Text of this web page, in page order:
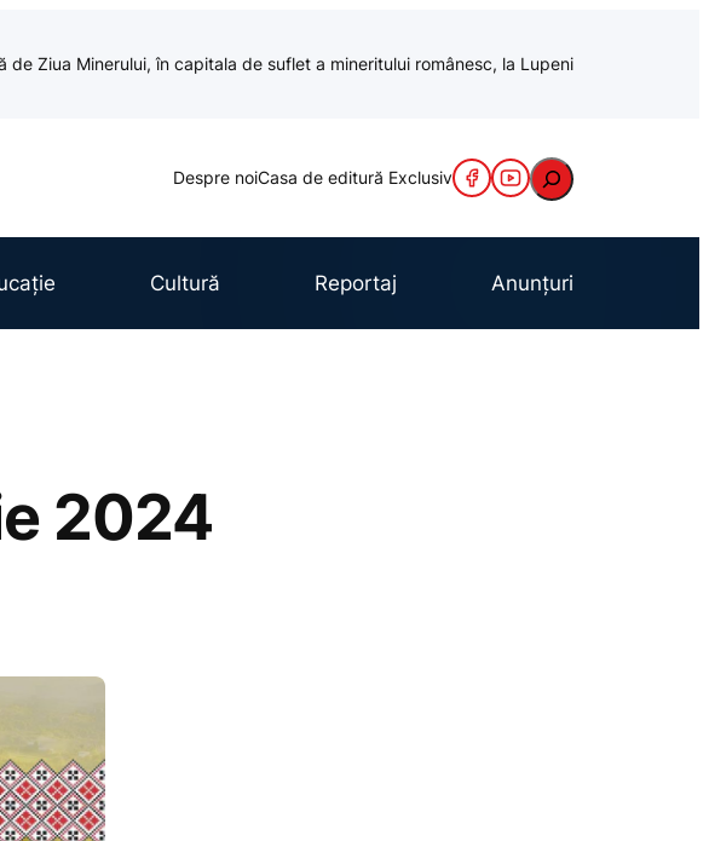
de Ziua Minerului, în capitala de suflet a mineritului românesc, la Lupeni
Despre noiCasa de editură Exclusiv Caută
Cultură Reportaj Anunțuri
2024